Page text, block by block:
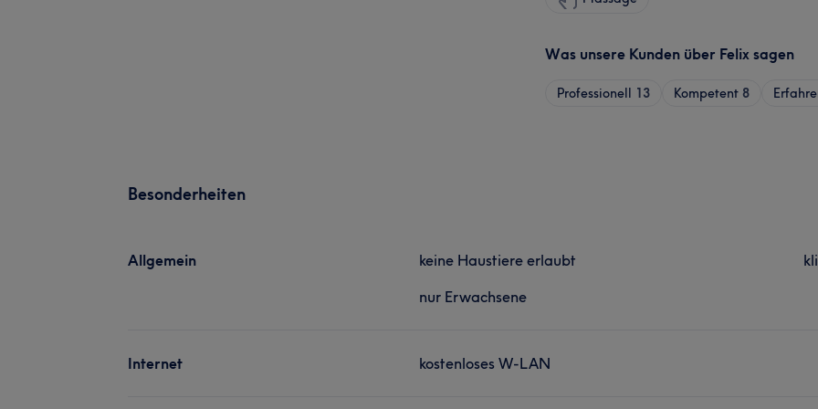
Was unsere Kunden über Felix sagen
Professionell 13 Kompetent 8
Besonderheiten
Allgemein
keine Haustiere erlaubt
nur Erwachsene
Internet kostenloses W-LAN